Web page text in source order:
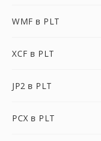
WMF в PLT
XCF в PLT
JP2 в PLT
PCX в PLT